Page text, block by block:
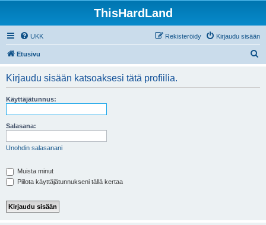
ThisHardLand
UKK Kirjaudu sisään
Rekisteröidy
Etusivu
Kirjaudu sisään katsoaksesi tätä profiilia.
Käyttäjätunnus:
Salasana:
Unohdin salasanani
Muista minut
Piilota käyttäjätunnukseni tällä kertaa